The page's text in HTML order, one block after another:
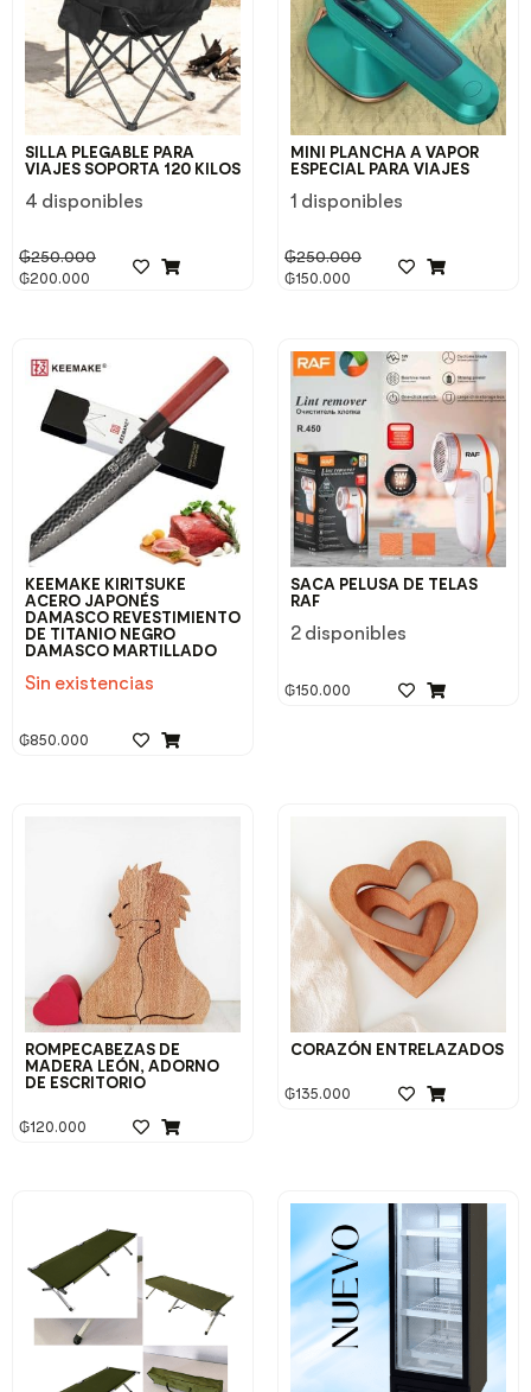
SILLA PLEGABLE PARA
VIAJES SOPORTA 120 KILOS
4 disponibles
₲250.000
₲200.000
MINI PLANCHA A VAPOR
ESPECIAL PARA VIAJES
1 disponibles
₲250.000
₲150.000
KEEMAKE KIRITSUKE
ACERO JAPONÉS
DAMASCO REVESTIMIENTO
DE TITANIO NEGRO
DAMASCO MARTILLADO
Sin existencias
₲850.000
SACA PELUSA DE TELAS
RAF
2 disponibles
₲150.000
ROMPECABEZAS DE
MADERA LEÓN, ADORNO
DE ESCRITORIO
₲120.000
CORAZÓN ENTRELAZADOS
₲135.000